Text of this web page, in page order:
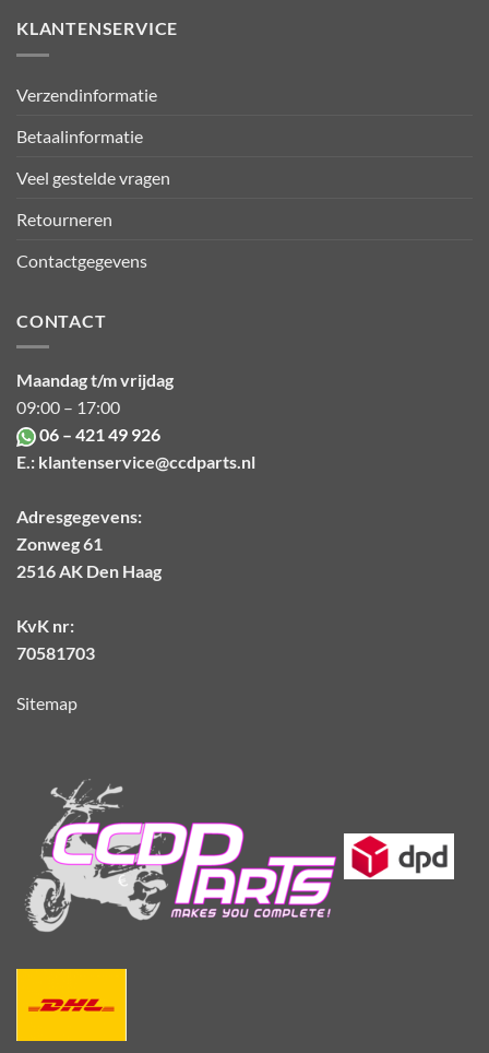
KLANTENSERVICE
Verzendinformatie
Betaalinformatie
Veel gestelde vragen
Retourneren
Contactgegevens
CONTACT
Maandag t/m vrijdag
09:00 – 17:00
06 – 421 49 926
E.: klantenservice@ccdparts.nl
Adresgegevens:
Zonweg 61
2516 AK Den Haag
KvK nr:
70581703
Sitemap